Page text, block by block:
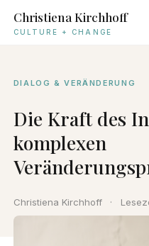
Christiena Kirchhoff
CULTURE + CHANGE
DIALOG & VERÄNDERUNG
Die Kraft des
komplexen
Christiena Kirchhoff ·